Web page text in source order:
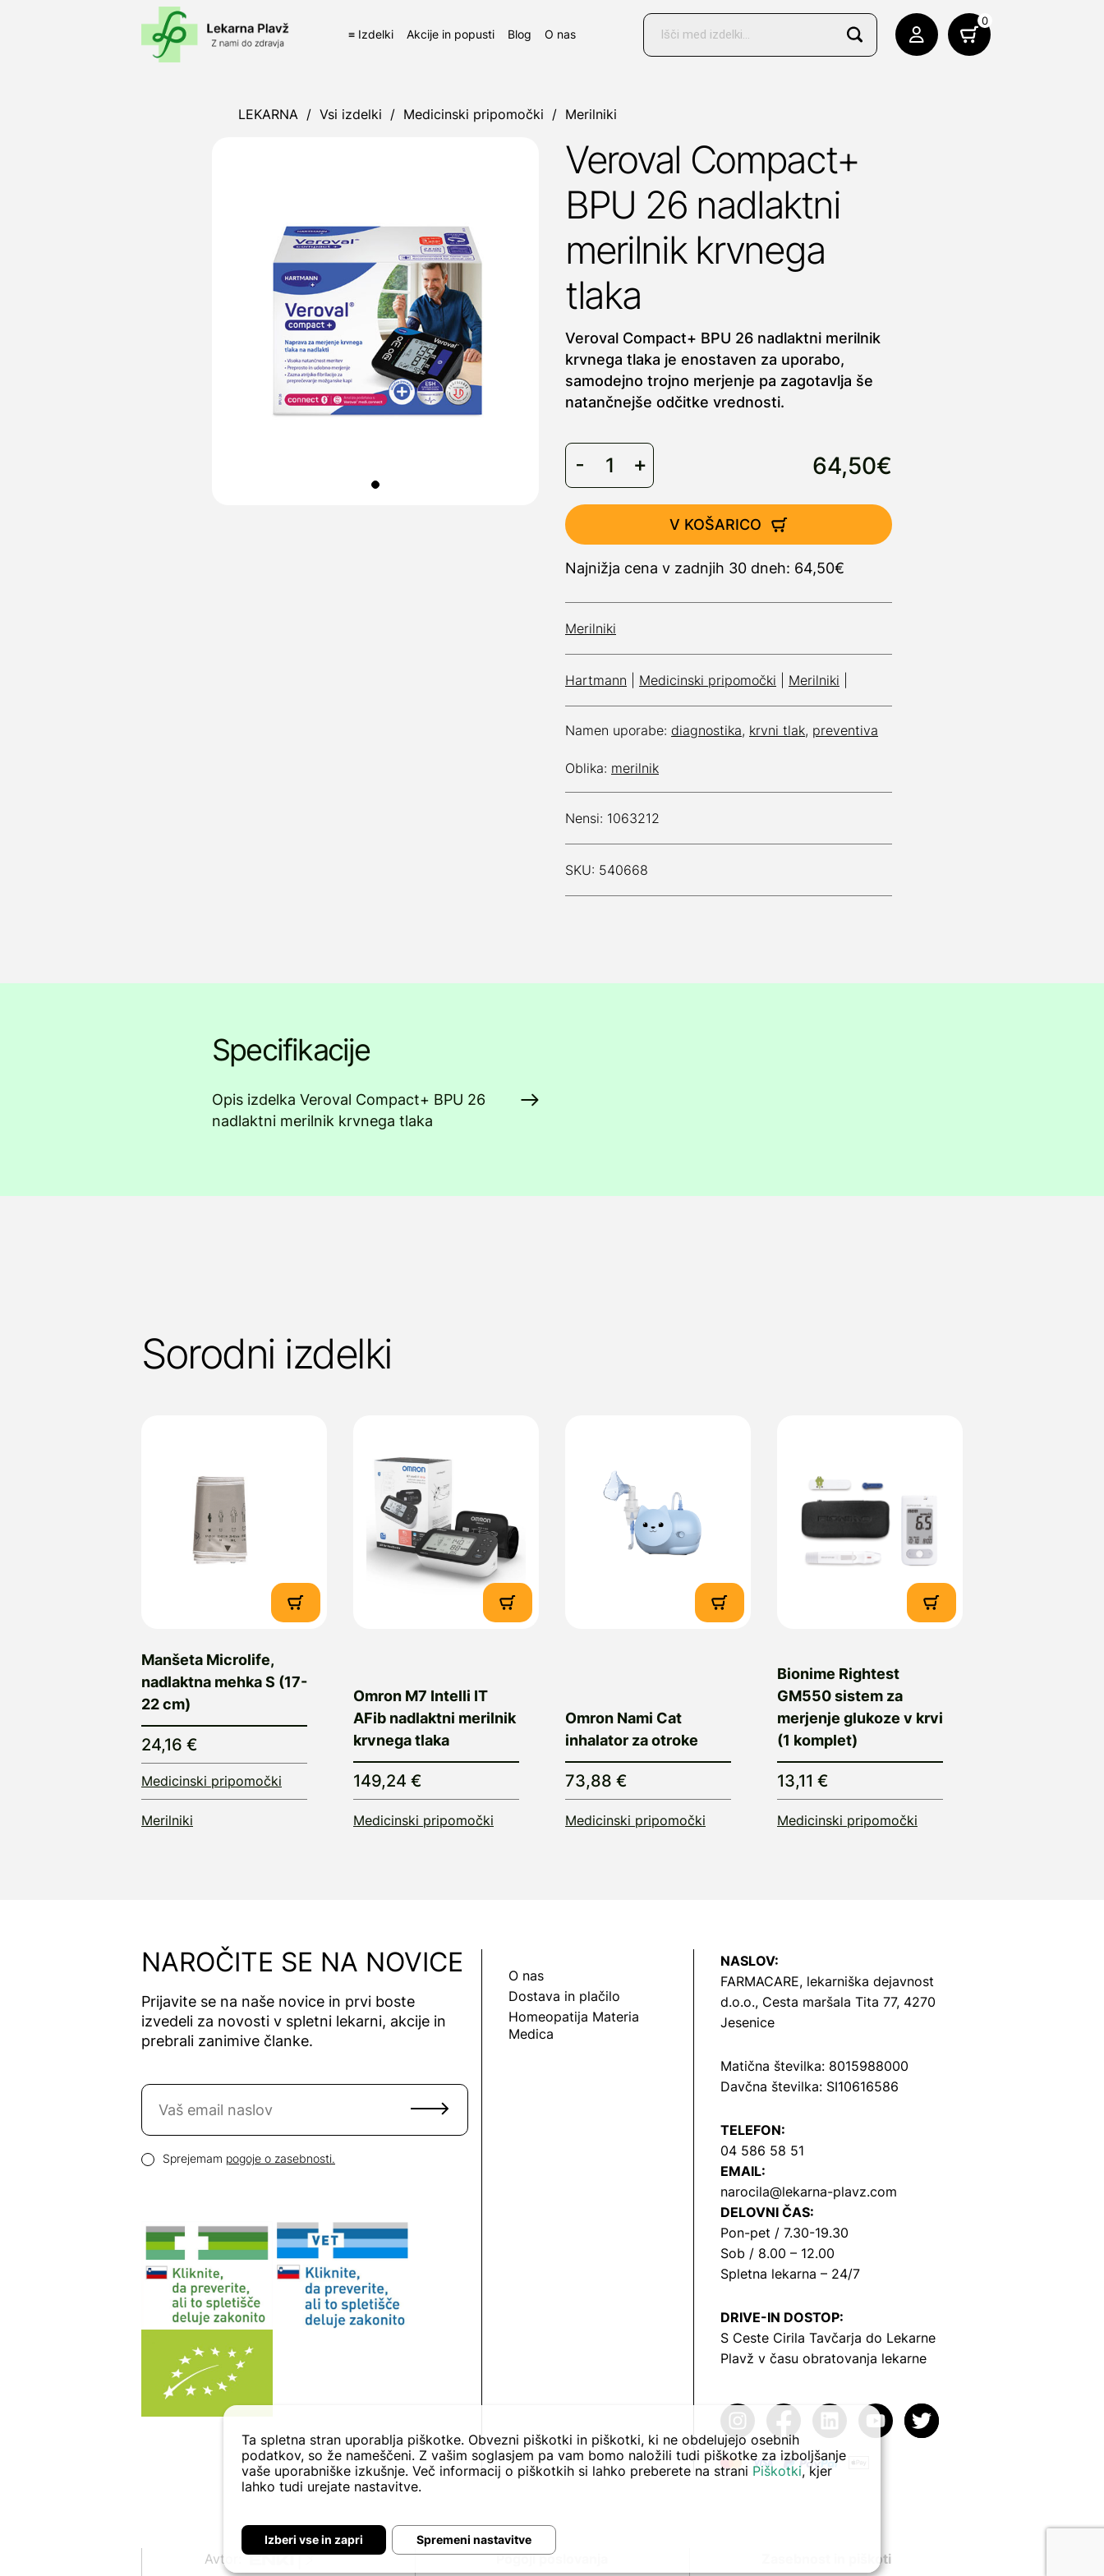
≡ Izdelki Akcije in popusti Blog O nas
Products
search
0
LEKARNA / Vsi izdelki / Medicinski pripomočki / Merilniki
Veroval Compact+
BPU 26 nadlaktni
merilnik krvnega
tlaka
Veroval Compact+ BPU 26 nadlaktni merilnik
krvnega tlaka je enostaven za uporabo,
samodejno trojno merjenje pa zagotavlja še
natančnejše odčitke vrednosti.
64,50€
V KOŠARICO
Najnižja cena v zadnjih 30 dneh: 64,50€
Merilniki
Hartmann Medicinski pripomočki Merilniki
Namen uporabe: diagnostika, krvni tlak, preventiva
Oblika: merilnik
Nensi: 1063212
SKU: 540668
Specifikacije
Opis izdelka Veroval Compact+ BPU 26
nadlaktni merilnik krvnega tlaka
Sorodni izdelki
Manšeta Microlife,
nadlaktna mehka S (17-
22 cm)
24,16 €
Medicinski pripomočki
Merilniki
Omron M7 Intelli IT
AFib nadlaktni merilnik
krvnega tlaka
149,24 €
Medicinski pripomočki
Omron Nami Cat
inhalator za otroke
73,88 €
Medicinski pripomočki
Bionime Rightest
GM550 sistem za
merjenje glukoze v krvi
(1 komplet)
13,11 €
Medicinski pripomočki
NAROČITE SE NA NOVICE
Prijavite se na naše novice in prvi boste
izvedeli za novosti v spletni lekarni, akcije in
prebrali zanimive članke.
Naročite se na novice
Pogoji zasebnosti
Sprejemam pogoje o zasebnosti.
O nas
Dostava in plačilo
Homeopatija Materia
Medica
NASLOV:
FARMACARE, lekarniška dejavnost
d.o.o., Cesta maršala Tita 77, 4270
Jesenice
Matična številka: 8015988000
Davčna številka: SI10616586
TELEFON:
04 586 58 51
EMAIL:
narocila@lekarna-plavz.com
DELOVNI ČAS:
Pon-pet / 7.30-19.30
Sob / 8.00 – 12.00
Spletna lekarna – 24/7
DRIVE-IN DOSTOP:
S Ceste Cirila Tavčarja do Lekarne
Plavž v času obratovanja lekarne
Avtor: Pogoji poslovanja Zasebnost in piškoti
Ta spletna stran uporablja piškotke. Obvezni piškotki in piškotki, ki ne obdelujejo osebnih
podatkov, so že nameščeni. Z vašim soglasjem pa vam bomo naložili tudi piškotke za izboljšanje
vaše uporabniške izkušnje. Več informacij o piškotkih si lahko preberete na strani Piškotki, kjer
lahko tudi urejate nastavitve.
Spremeni nastavitve
Izberi vse in zapri